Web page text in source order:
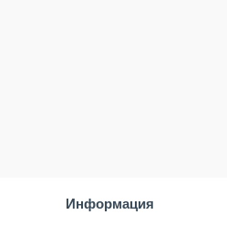
Информация